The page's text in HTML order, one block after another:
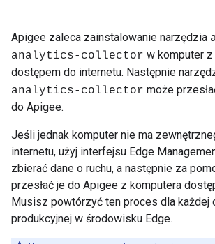
Apigee zaleca zainstalowanie narzędzia
analytics-collector w komputer
dostępem do internetu. Następnie
analytics-collector może
do Apigee.
Jeśli jednak komputer nie ma
internetu, użyj interfejsu Edge
zbierać dane o ruchu, a następnie za
przesłać je do Apigee z komputera
Musisz powtórzyć ten proces dla każdej
produkcyjnej w środowisku Edge.